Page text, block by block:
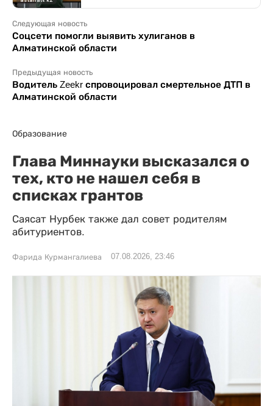
Следующая новость
Соцсети помогли выявить хулиганов в
Алматинской области
Предыдущая новость
Водитель Zeekr спровоцировал смертельное ДТП в
Алматинской области
Образование
Глава Миннауки высказался о
тех, кто не нашел себя в
списках грантов
Саясат Нурбек также дал совет родителям
абитуриентов.
Фарида Курмангалиева 07.08.2026, 23:46